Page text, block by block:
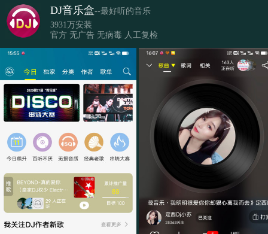
DJ音乐盒--最好听的音乐
3931万安装
官方 无广告 无病毒 人工复检